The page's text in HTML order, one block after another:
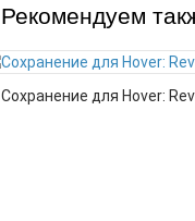
Рекомендуем
Сохранение для Hover: